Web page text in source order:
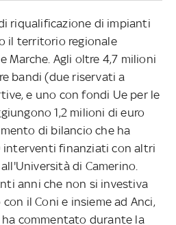
riqualificazione di impianti
il territorio regionale
Marche. Agli oltre 4,7 milioni
bandi (due riservati a
e uno con fondi Ue per le
1,2 milioni di euro
di bilancio che ha
interventi finanziati con altri
di Camerino.
anni che non si investiva
il Coni e insieme ad Anci,
commentato durante la